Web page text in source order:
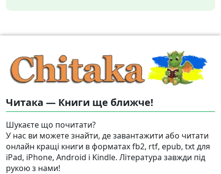
Читака — Книги ще ближче!
Шукаєте що почитати?
У нас ви можете знайти, де завантажити або читати
онлайн кращі книги в форматах fb2, rtf, epub, txt для
iPad, iPhone, Android і Kindle. Література завжди під
рукою з нами!